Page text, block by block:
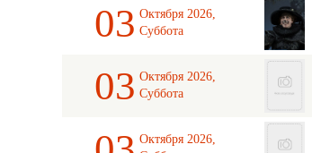
03 Октября 2026,
Суббота
03 Октября 2026,
Суббота
Октября 2026,